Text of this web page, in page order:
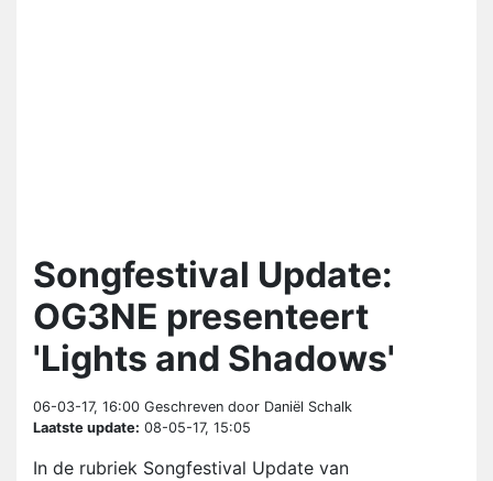
Songfestival Update:
OG3NE presenteert
'Lights and Shadows'
06-03-17, 16:00 Geschreven door Daniël Schalk
Laatste update: 08-05-17, 15:05
In de rubriek Songfestival Update van